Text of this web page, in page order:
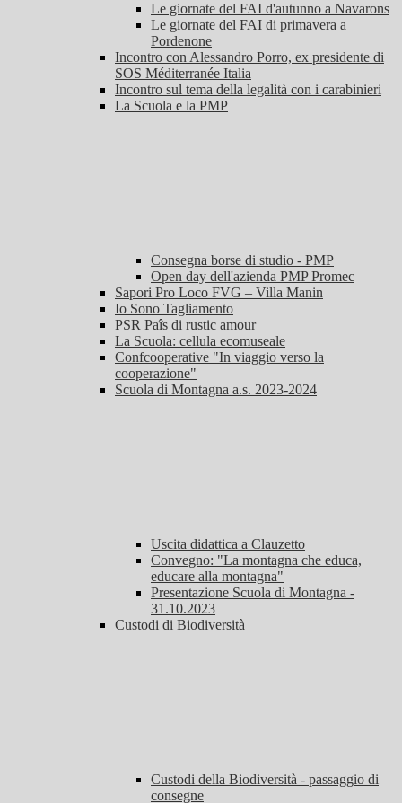
Le giornate del FAI d'autunno a Navarons
Le giornate del FAI di primavera a
Pordenone
Incontro con Alessandro Porro, ex presidente di
SOS Méditerranée Italia
Incontro sul tema della legalità con i carabinieri
La Scuola e la PMP
Consegna borse di studio - PMP
Open day dell'azienda PMP Promec
Sapori Pro Loco FVG – Villa Manin
Io Sono Tagliamento
PSR Paîs di rustic amour
La Scuola: cellula ecomuseale
Confcooperative "In viaggio verso la
cooperazione"
Scuola di Montagna a.s. 2023-2024
Uscita didattica a Clauzetto
Convegno: "La montagna che educa,
educare alla montagna"
Presentazione Scuola di Montagna -
31.10.2023
Custodi di Biodiversità
Custodi della Biodiversità - passaggio di
consegne